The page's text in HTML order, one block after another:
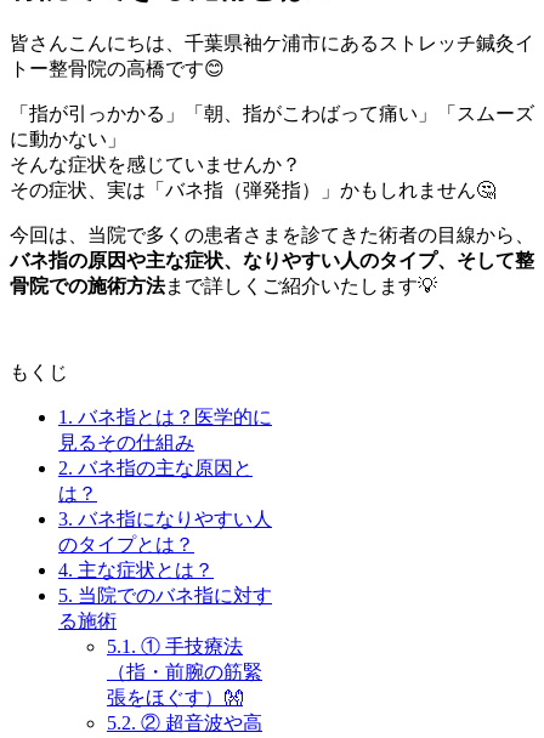
皆さんこんにちは、千葉県袖ケ浦市にあるストレッチ鍼灸イ
トー整骨院の高橋です😊
「指が引っかかる」「朝、指がこわばって痛い」「スムーズ
に動かない」
そんな症状を感じていませんか？
その症状、実は「バネ指（弾発指）」かもしれません🤔
今回は、当院で多くの患者さまを診てきた術者の目線から、
バネ指の原因や主な症状、なりやすい人のタイプ、そして整
骨院での施術方法まで詳しくご紹介いたします💡
もくじ
1. バネ指とは？医学的に
見るその仕組み
2. バネ指の主な原因と
は？
3. バネ指になりやすい人
のタイプとは？
4. 主な症状とは？
5. 当院でのバネ指に対す
る施術
5.1. ① 手技療法
（指・前腕の筋緊
張をほぐす）👐
5.2. ② 超音波や高